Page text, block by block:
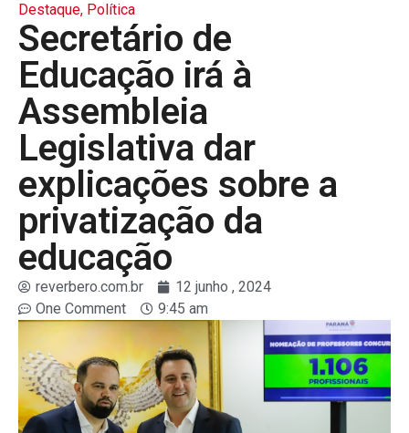
Destaque, Política
Secretário de
Educação irá à
Assembleia
Legislativa dar
explicações sobre a
privatização da
educação
reverbero.com.br
12 junho , 2024
One Comment
9:45 am